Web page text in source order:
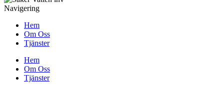
Navigering
Hem
Om Oss
Tjänster
Hem
Om Oss
Tjänster